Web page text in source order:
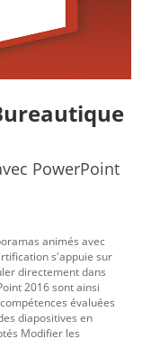
PowerPoint
animés avec
s'appuie sur
directement dans
2016 sont ainsi
évaluées
diapositives en
Modifier les